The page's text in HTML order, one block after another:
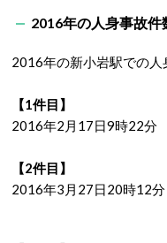
2016年の人身事故件
2016年の新小岩駅での人
【1件目】
2016年2月17日9時22分
【2件目】
2016年3月27日20時12